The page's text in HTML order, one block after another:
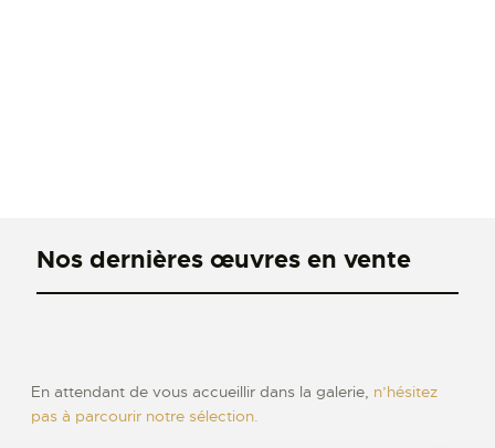
Nos dernières œuvres en vente
En attendant de vous accueillir dans la galerie, n’hésitez
pas à parcourir notre sélection.